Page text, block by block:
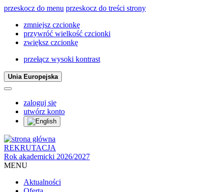
przeskocz do menu przeskocz do treści strony
zmniejsz czcionkę
przywróć wielkość czcionki
zwiększ czcionkę
przełącz wysoki kontrast
Unia Europejska
zaloguj się
utwórz konto
REKRUTACJA
Rok akademicki 2026/2027
MENU
Aktualności